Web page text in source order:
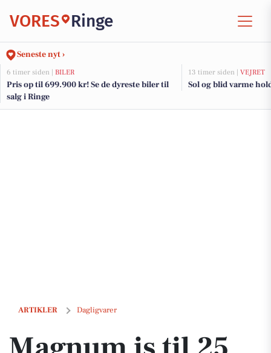
VORES Ringe
Seneste nyt ›
6 timer siden | BILER
Pris op til 699.900 kr! Se de dyreste biler til
salg i Ringe
13 timer siden | VEJRET
Sol og blid varme
ARTIKLER Dagligvarer
Magnum is til 25 kr. og Kohberg brød til 12 kr. - Se de lokale